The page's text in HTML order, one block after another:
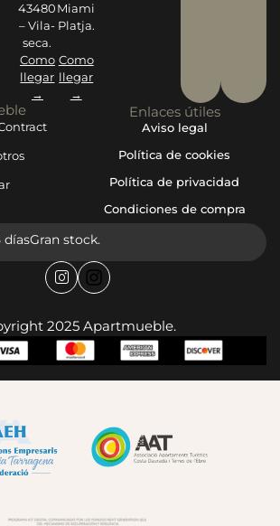
43480
– Vila-
seca.
Como
llegar
→
Miami
Platja.
Como
llegar
→
Enlaces útiles
Aviso legal
Política de cookies
Política de privacidad
Condiciones de compra
díasGran stock.
2025 Apartmueble.